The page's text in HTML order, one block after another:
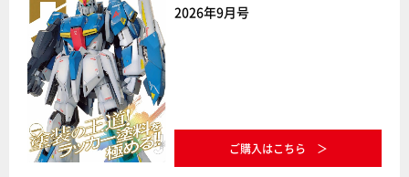
2026年9月号
ご購入はこちら